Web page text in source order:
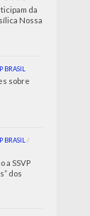
da
Nossa
BRASIL
sobre
BRASIL /
a SSVP
dos